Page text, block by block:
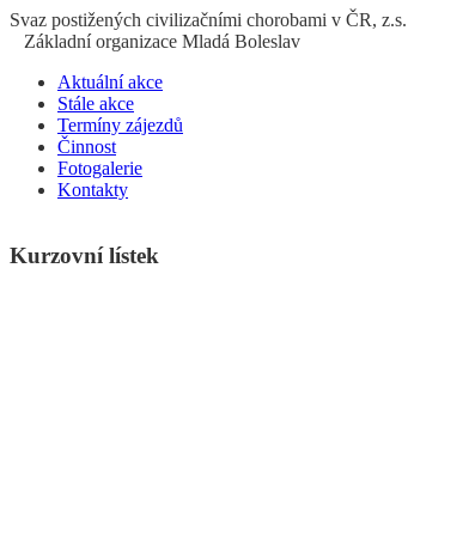
Svaz postižených civilizačními chorobami v ČR, z.s.
Základní organizace Mladá Boleslav
Aktuální akce
Stále akce
Termíny zájezdů
Činnost
Fotogalerie
Kontakty
Kurzovní lístek